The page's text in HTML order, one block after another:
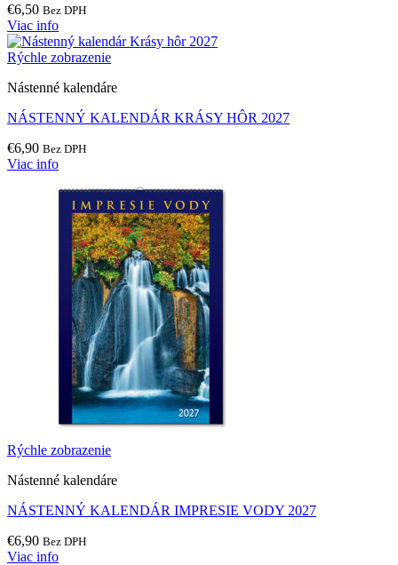
€6,50 Bez DPH
Viac info
Rýchle zobrazenie
Nástenné kalendáre
NÁSTENNÝ KALENDÁR KRÁSY HÔR 2027
€6,90 Bez DPH
Viac info
Rýchle zobrazenie
Nástenné kalendáre
NÁSTENNÝ KALENDÁR IMPRESIE VODY 2027
€6,90 Bez DPH
Viac info